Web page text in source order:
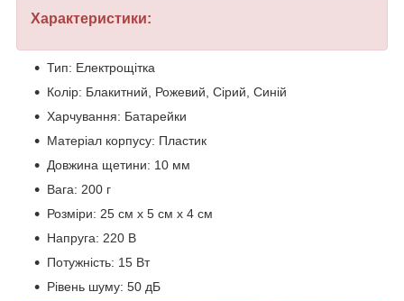
Характеристики:
Тип: Електрощітка
Колір: Блакитний, Рожевий, Сірий, Синій
Харчування: Батарейки
Матеріал корпусу: Пластик
Довжина щетини: 10 мм
Вага: 200 г
Розміри: 25 см x 5 см x 4 см
Напруга: 220 В
Потужність: 15 Вт
Рівень шуму: 50 дБ